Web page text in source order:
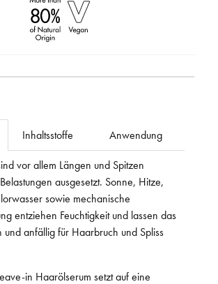
Inhaltsstoffe Anwendung
vor allem Längen und Spitzen
ausgesetzt. Sonne, Hitze,
sowie mechanische
entziehen Feuchtigkeit und lassen das
und anfällig für Haarbruch und Spliss
in Haarölserum setzt auf eine